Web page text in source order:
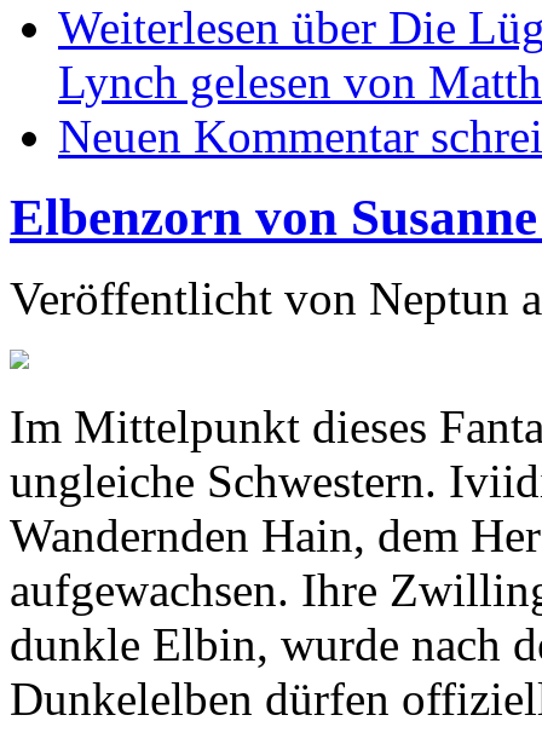
Weiterlesen über Die
Lynch gelesen von
Neuen Kommentar
Elbenzorn von
Veröffentlicht von Neptun
Im Mittelpunkt dieses
ungleiche Schwestern.
Wandernden Hain, dem
aufgewachsen. Ihre
dunkle Elbin, wurde nach
Dunkelelben dürfen